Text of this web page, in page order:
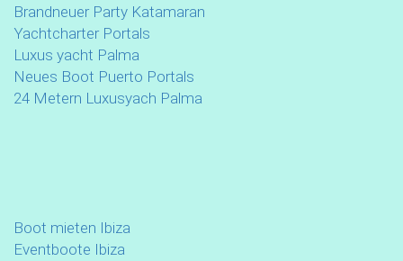
Brandneuer Party Katamaran
Yachtcharter Portals
Luxus yacht Palma
Neues Boot Puerto Portals
24 Metern Luxusyach Palma
Boot mieten Ibiza
Eventboote Ibiza